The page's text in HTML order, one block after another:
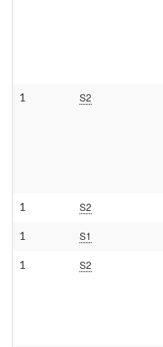
1 S2
1 S2
1 S1
1 S2